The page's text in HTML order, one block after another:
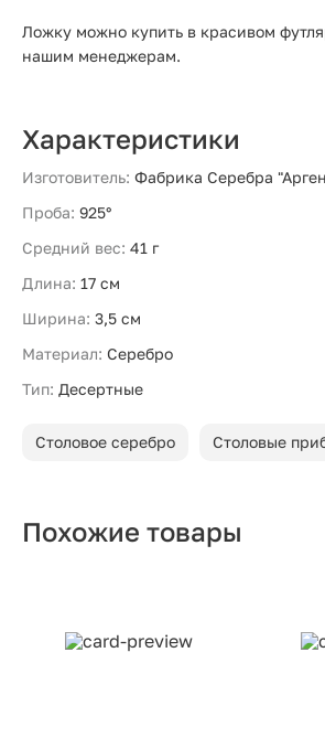
Ложку можно купить в красивом
нашим менеджерам.
Характеристики
Изготовитель: Фабрика Серебра
Проба: 925°
Средний вес: 41 г
Длина: 17 см
Ширина: 3,5 см
Материал: Серебро
Тип: Десертные
Столовое серебро Столовые
Похожие товары